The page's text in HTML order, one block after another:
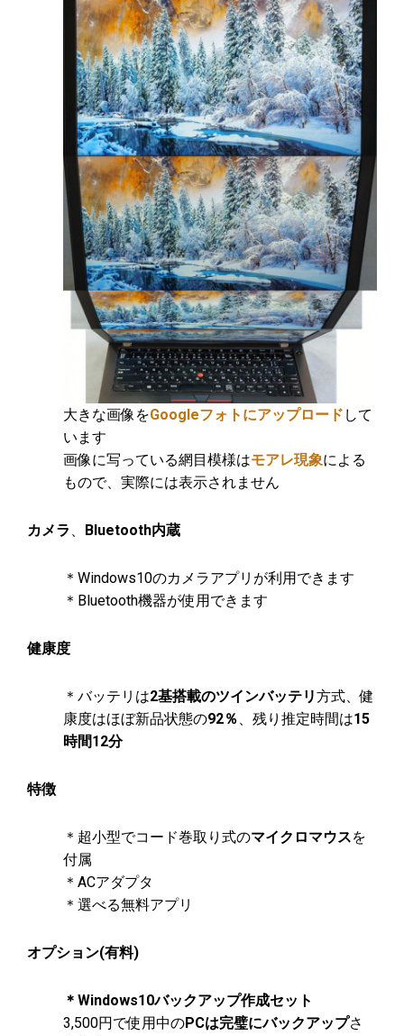
大きな画像をGoogleフォトにアップロード して
います
画像に写っている網目模様はモアレ現象による
もので、実際には表示されません
カメラ 、 Bluetooth内蔵
＊Windows10のカメラアプリが利用できます
＊Bluetooth機器が使用できます
健康度
＊バッテリは2基搭載のツインバッテリ方式、健
康度はほぼ新品状態の92％ 、残り推定時間は15
時間12分
特徴
＊超小型でコード巻取り式のマイクロマウスを
付属
＊ACアダプタ
＊選べる無料アプリ
オプション(有料)
＊Windows10バックアップ作成セット
3,500円で使用中のPCは完璧にバックアップさ